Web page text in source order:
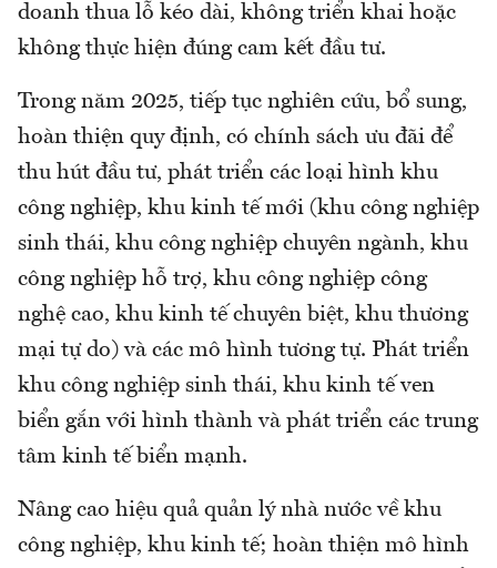
doanh thua lỗ kéo dài, không triển khai hoặc
không thực hiện đúng cam kết đầu tư.
Trong năm 2025, tiếp tục nghiên cứu, bổ sung,
hoàn thiện quy định, có chính sách ưu đãi để
thu hút đầu tư, phát triển các loại hình khu
công nghiệp, khu kinh tế mới (khu công nghiệp
sinh thái, khu công nghiệp chuyên ngành, khu
công nghiệp hỗ trợ, khu công nghiệp công
nghệ cao, khu kinh tế chuyên biệt, khu thương
mại tự do) và các mô hình tương tự. Phát triển
khu công nghiệp sinh thái, khu kinh tế ven
biển gắn với hình thành và phát triển các trung
tâm kinh tế biển mạnh.
Nâng cao hiệu quả quản lý nhà nước về khu
công nghiệp, khu kinh tế; hoàn thiện mô hình